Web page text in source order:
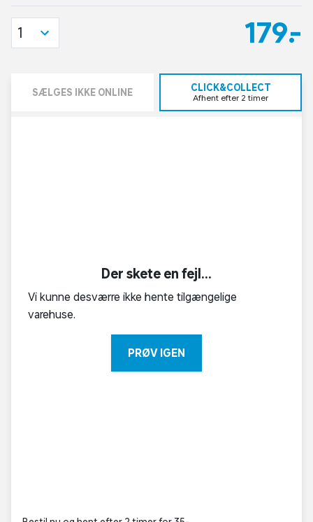
179,-
1
SÆLGES IKKE ONLINE CLICK&COLLECT
Afhent efter 2 timer
Der skete en fejl...
Vi kunne desværre ikke hente tilgængelige
varehuse.
PRØV IGEN